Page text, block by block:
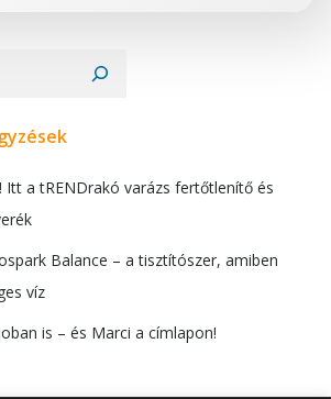
a tRENDrakó varázs fertőtlenítő és
Balance – a tisztítószer, amiben
víz
is – és Marci a címlapon!